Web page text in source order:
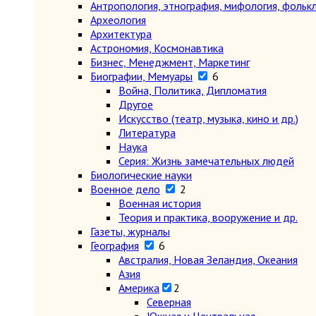
Антропология, этнография, мифология,
Археология
Архитектура
Астрономия, Космонавтика
Бизнес, Менеджмент, Маркетинг
Биографии, Мемуары
6
Война, Политика, Дипломатия
Другое
Искусство (театр, музыка, кино и др.)
Литература
Наука
Серия: Жизнь замечательных людей
Биологические науки
Военное дело
2
Военная история
Теория и практика, вооружение и др.
Газеты, журналы
География
6
Австралия, Новая Зеландия, Океания
Азия
Америка
2
Северная